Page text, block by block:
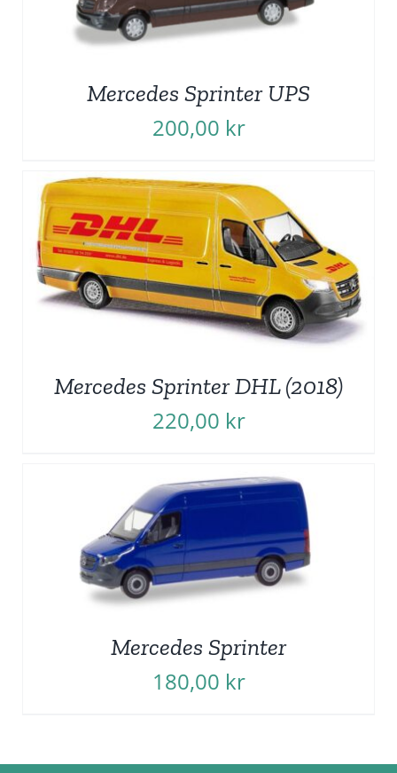
Mercedes Sprinter UPS
200,00 kr
Mercedes Sprinter DHL (2018)
220,00 kr
Mercedes Sprinter
180,00 kr